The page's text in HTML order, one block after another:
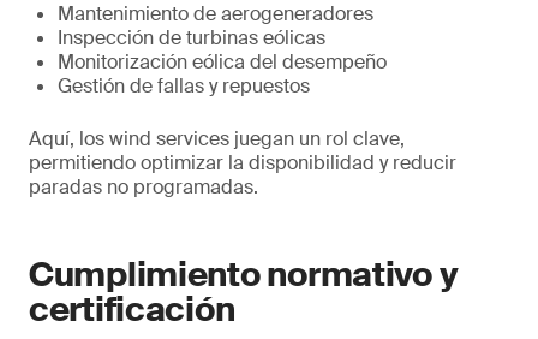
Mantenimiento de aerogeneradores
Inspección de turbinas eólicas
Monitorización eólica del desempeño
Gestión de fallas y repuestos
Aquí, los wind services juegan un rol clave,
permitiendo optimizar la disponibilidad y reducir
paradas no programadas.
Cumplimiento normativo y
certificación